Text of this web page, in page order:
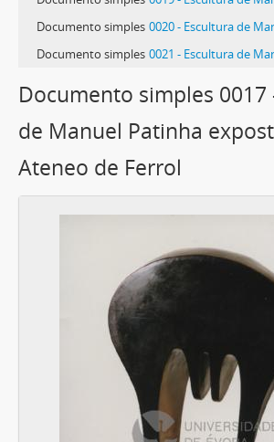
Documento simples 0020 - Escultura de Manuel
Documento simples 0021 - Escultura de Manuel
Documento simples 0017
de Manuel Patinha
Ateneo de Ferrol